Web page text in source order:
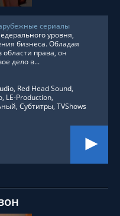
сериалы
уровня,
бизнеса. Обладая
права, он
дело в...
Red Head Sound,
LE-Production,
Субтитры, TVShows